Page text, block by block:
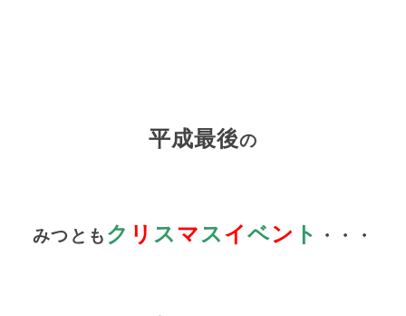
平成最後の
みつとも ク リ ス マス イベン ト ・・・